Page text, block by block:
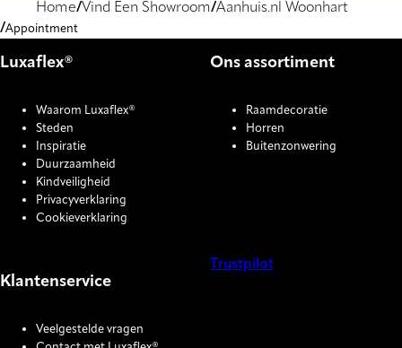
Home Vind Een Showroom Aanhuis.nl Woonhart
Appointment
Luxaflex®
Waarom Luxaflex®
Steden
Inspiratie
Duurzaamheid
Kindveiligheid
Privacyverklaring
Cookieverklaring
Ons assortiment
Raamdecoratie
Horren
Buitenzonwering
Klantenservice
Veelgestelde vragen
Trustpilot